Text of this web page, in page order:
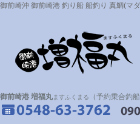
御前崎沖 御前崎港 釣り船 船釣り 真鯛(マ
御前崎港 増福丸ますふくまる （予約乗合釣